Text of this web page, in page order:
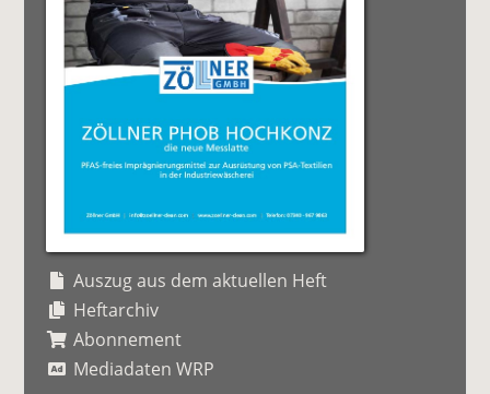
Auszug aus dem aktuellen Heft
Heftarchiv
Abonnement
Mediadaten WRP